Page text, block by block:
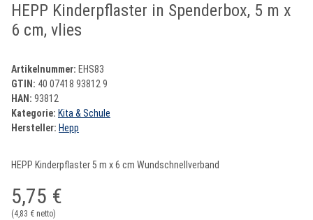
HEPP Kinderpflaster in Spenderbox, 5 m x
6 cm, vlies
Artikelnummer: EHS83
GTIN: 40 07418 93812 9
HAN: 93812
Kategorie: Kita & Schule
Hersteller: Hepp
HEPP Kinderpflaster 5 m x 6 cm Wundschnellverband
5,75 €
(4,83 € netto)